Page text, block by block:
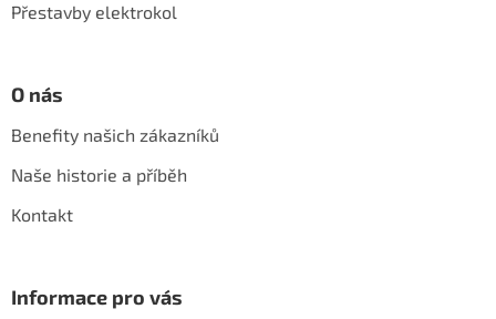
Přestavby elektrokol
O nás
Benefity našich zákazníků
Naše historie a příběh
Kontakt
Informace pro vás